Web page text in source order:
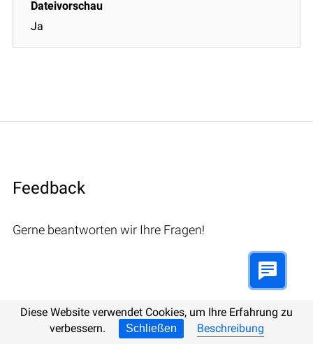
Ja
Feedback
Gerne beantworten wir Ihre Fragen!
Bemerkungen (1)
Diese Website verwendet Cookies, um Ihre Erfahrung zu
verbessern.
Schließen Beschreibung